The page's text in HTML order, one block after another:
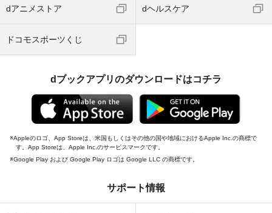
dアニメストア dヘルスケア
ドコモスポーツくじ
dブックアプリのダウンロードはコチラ
Appleのロゴ、App Storeは、米国もしくはその他の国や地域におけるApple Inc.の商標で
す。App Storeは、Apple Inc.のサービスマークです。
Google Play および Google Play ロゴは Google LLC の商標です。
サポート情報